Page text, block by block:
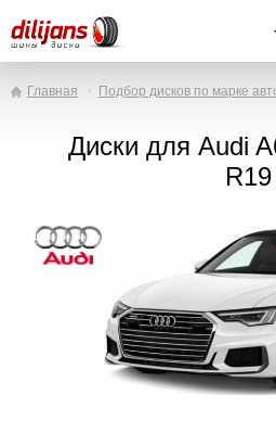
Главная Подбор дисков по марке
Диски для Audi
R19